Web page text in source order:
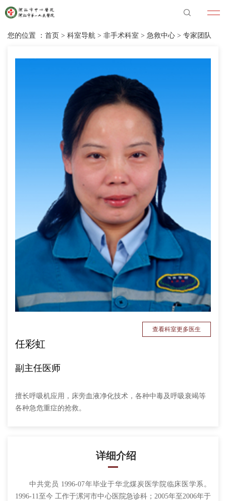
您的位置 ： 首页 > 科室导航 > 非手术科室 > 急救中心 > 专家团队
查看科室更多医生
任彩虹
副主任医师
擅长呼吸机应用，床旁血液净化技术，各种中毒及呼吸衰竭等
各种急危重症的抢救。
详细介绍
中共党员 1996-07年毕业于华北煤炭医学院临床医学系。
1996-11至今 工作于漯河市中心医院急诊科；2005年至2006年于